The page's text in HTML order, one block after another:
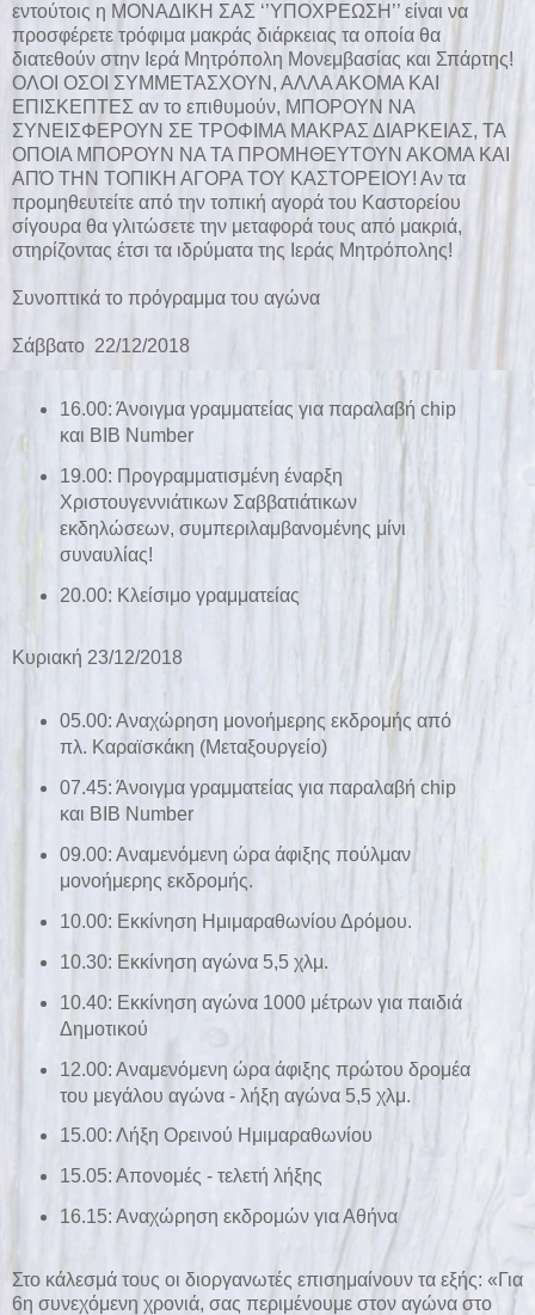
εντούτοις η ΜΟΝΑΔΙΚΗ ΣΑΣ ‘’ΥΠΟΧΡΕΩΣΗ’’ είναι να
προσφέρετε τρόφιμα μακράς διάρκειας τα οποία θα
διατεθούν στην Ιερά Μητρόπολη Μονεμβασίας και Σπάρτης!
ΟΛΟΙ ΟΣΟΙ ΣΥΜΜΕΤΑΣΧΟΥΝ, ΑΛΛΑ ΑΚΟΜΑ ΚΑΙ
ΕΠΙΣΚΕΠΤΕΣ αν το επιθυμούν, ΜΠΟΡΟΥΝ ΝΑ
ΣΥΝΕΙΣΦΕΡΟΥΝ ΣΕ ΤΡΟΦΙΜΑ ΜΑΚΡΑΣ ΔΙΑΡΚΕΙΑΣ, ΤΑ
ΟΠΟΙΑ ΜΠΟΡΟΥΝ ΝΑ ΤΑ ΠΡΟΜΗΘΕΥΤΟΥΝ ΑΚΟΜΑ ΚΑΙ
ΑΠΌ ΤΗΝ ΤΟΠΙΚΗ ΑΓΟΡΑ ΤΟΥ ΚΑΣΤΟΡΕΙΟΥ! Αν τα
προμηθευτείτε από την τοπική αγορά του Καστορείου
σίγουρα θα γλιτώσετε την μεταφορά τους από μακριά,
στηρίζοντας έτσι τα ιδρύματα της Ιεράς Μητρόπολης!
Συνοπτικά το πρόγραμμα του αγώνα
Σάββατο 22/12/2018
16.00: Άνοιγμα γραμματείας για παραλαβή chip
και BIB Number
19.00: Προγραμματισμένη έναρξη
Χριστουγεννιάτικων Σαββατιάτικων
εκδηλώσεων, συμπεριλαμβανομένης μίνι
συναυλίας!
20.00: Κλείσιμο γραμματείας
Κυριακή 23/12/2018
05.00: Αναχώρηση μονοήμερης εκδρομής από
πλ. Καραϊσκάκη (Μεταξουργείο)
07.45: Άνοιγμα γραμματείας για παραλαβή chip
και BIB Number
09.00: Αναμενόμενη ώρα άφιξης πούλμαν
μονοήμερης εκδρομής.
10.00: Εκκίνηση Ημιμαραθωνίου Δρόμου.
10.30: Εκκίνηση αγώνα 5,5 χλμ.
10.40: Εκκίνηση αγώνα 1000 μέτρων για παιδιά
Δημοτικού
12.00: Αναμενόμενη ώρα άφιξης πρώτου δρομέα
του μεγάλου αγώνα - λήξη αγώνα 5,5 χλμ.
15.00: Λήξη Ορεινού Ημιμαραθωνίου
15.05: Απονομές - τελετή λήξης
16.15: Αναχώρηση εκδρομών για Αθήνα
Στο κάλεσμά τους οι διοργανωτές επισημαίνουν τα εξής: «Για
6η συνεχόμενη χρονιά, σας περιμένουμε στον αγώνα στο